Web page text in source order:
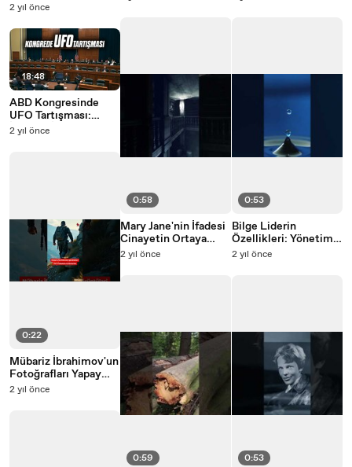
mi, Stratejik Analiz
2 yıl önce
18:48
ABD Kongresinde
UFO Tartışması:
İddialar, İtiraflar,
2 yıl önce
0:22
Mübariz İbrahimov'un
Fotoğrafları Yapay
Zeka İle Canlandırıldı
2 yıl önce
0:58
Mary Jane'nin İfadesi
Cinayetin Ortaya
Çıkışı
2 yıl önce
0:59
0:53
Bilge Liderin
Özellikleri: Yönetim
ve Halk İlişkisi
2 yıl önce
0:53